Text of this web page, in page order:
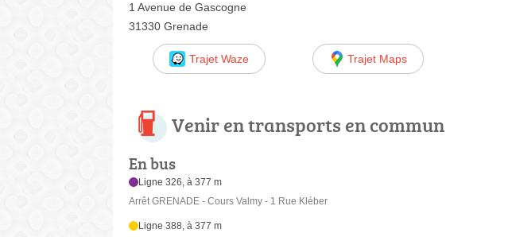
1 Avenue de Gascogne
31330 Grenade
Trajet Waze Trajet Maps
Venir en transports en commun
En bus
Ligne 326, à 377 m
Arrêt GRENADE - Cours Valmy - 1 Rue Kléber
Ligne 388, à 377 m